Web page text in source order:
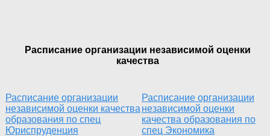
Расписание организации независимой оценки
качества
Расписание организации
независимой оценки качества
образования по спец
Юриспруденция
Расписание организации
независимой оценки
качества образования по
спец Экономика